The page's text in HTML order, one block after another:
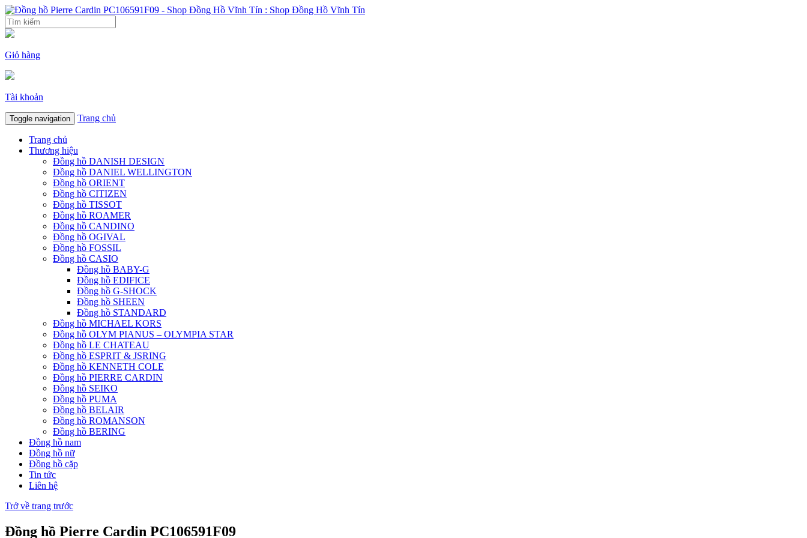
Giỏ hàng
Tài khoản
Toggle navigation Trang chủ
Trang chủ
Thương hiệu
Đồng hồ DANISH DESIGN
Đồng hồ DANIEL WELLINGTON
Đồng hồ ORIENT
Đồng hồ CITIZEN
Đồng hồ TISSOT
Đồng hồ ROAMER
Đồng hồ CANDINO
Đồng hồ OGIVAL
Đồng hồ FOSSIL
Đồng hồ CASIO
Đồng hồ BABY-G
Đồng hồ EDIFICE
Đồng hồ G-SHOCK
Đồng hồ SHEEN
Đồng hồ STANDARD
Đồng hồ MICHAEL KORS
Đồng hồ OLYM PIANUS – OLYMPIA STAR
Đồng hồ LE CHATEAU
Đồng hồ ESPRIT & JSRING
Đồng hồ KENNETH COLE
Đồng hồ PIERRE CARDIN
Đồng hồ SEIKO
Đồng hồ PUMA
Đồng hồ BELAIR
Đồng hồ ROMANSON
Đồng hồ BERING
Đồng hồ nam
Đồng hồ nữ
Đồng hồ cặp
Tin tức
Liên hệ
Trở về trang trước
Đồng hồ Pierre Cardin PC106591F09